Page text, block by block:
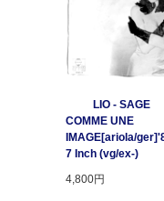
LIO - SAGE
COMME UNE
IMAGE[ariola/
7 Inch (vg/ex-)
4,800円